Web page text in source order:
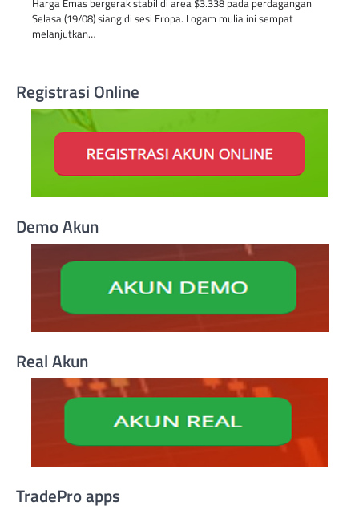
Harga Emas bergerak stabil di area $3.338 pada perdagangan
Selasa (19/08) siang di sesi Eropa. Logam mulia ini sempat
melanjutkan…
Registrasi Online
Demo Akun
Real Akun
TradePro apps